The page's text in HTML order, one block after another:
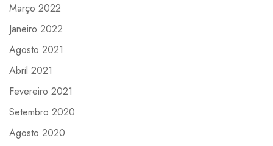
Março 2022
Janeiro 2022
Agosto 2021
Abril 2021
Fevereiro 2021
Setembro 2020
Agosto 2020